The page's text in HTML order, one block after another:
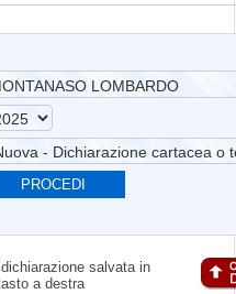
PROCEDI
salvata in
a destra